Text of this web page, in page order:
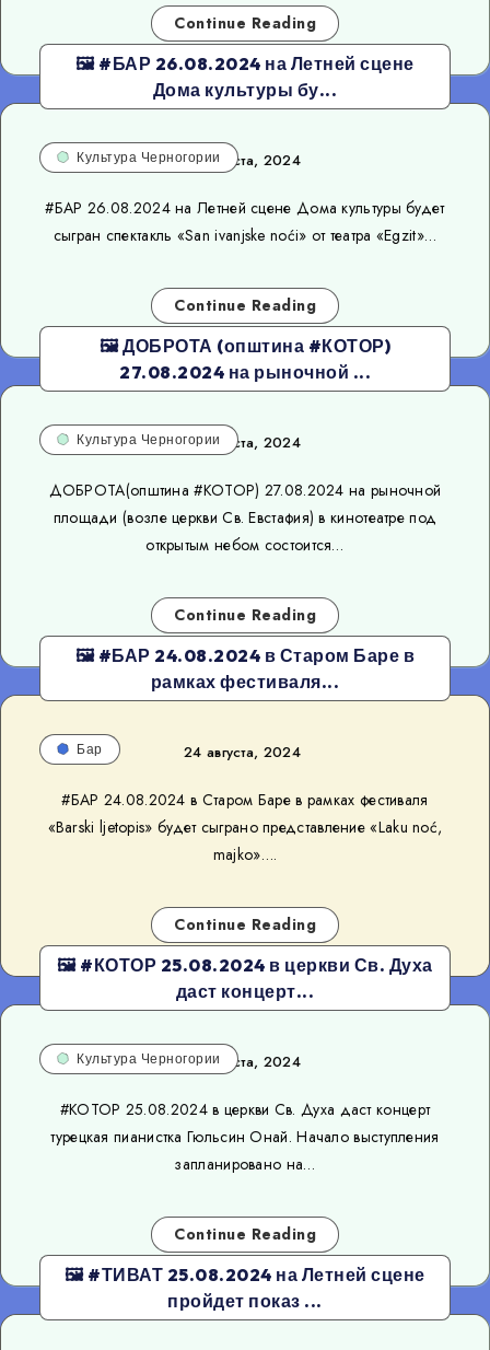
Continue Reading
🖼 #БАР 26.08.2024 на Летней сцене
Дома культуры бу...
Культура Черногории24 августа, 2024
#БАР 26.08.2024 на Летней сцене Дома культуры будет
сыгран спектакль «San ivanjske noći» от театра «Egzit»…
Continue Reading
🖼 ДОБРОТА (општина #КОТОР)
27.08.2024 на рыночной ...
Культура Черногории24 августа, 2024
ДОБРОТА(општина #КОТОР) 27.08.2024 на рыночной
площади (возле церкви Св. Евстафия) в кинотеатре под
открытым небом состоится…
Continue Reading
🖼 #БАР 24.08.2024 в Старом Баре в
рамках фестиваля...
Бар 24 августа, 2024
#БАР 24.08.2024 в Старом Баре в рамках фестиваля
«Barski ljetopis» будет сыграно представление «Laku noć,
majko»….
Continue Reading
🖼 #КОТОР 25.08.2024 в церкви Св. Духа
даст концерт...
Культура Черногории22 августа, 2024
#КОТОР 25.08.2024 в церкви Св. Духа даст концерт
турецкая пианистка Гюльсин Онай. Начало выступления
запланировано на…
Continue Reading
🖼 #ТИВАТ 25.08.2024 на Летней сцене
пройдет показ ...